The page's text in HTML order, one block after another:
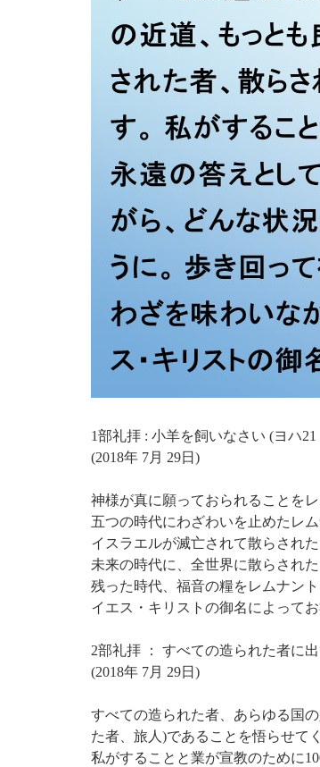
1部礼拝 : 小羊を飼いなさい (ヨハ21
(2018年 7月 29日)
神様が真に願っておられることを
五つの時代にわざわいを止めたレ
イスラエルが滅亡されて散らされ
未来の時代に、全世界に散らされ
残った時代、福音の糧をレムナン
イエス・キリストの御名によって
2部礼拝 ： すべての造られた者に
(2018年 7月 29日)
すべての造られた者、あらゆる国
た者、旅人)であることを悟らせて
私がすることと業が宣教のために